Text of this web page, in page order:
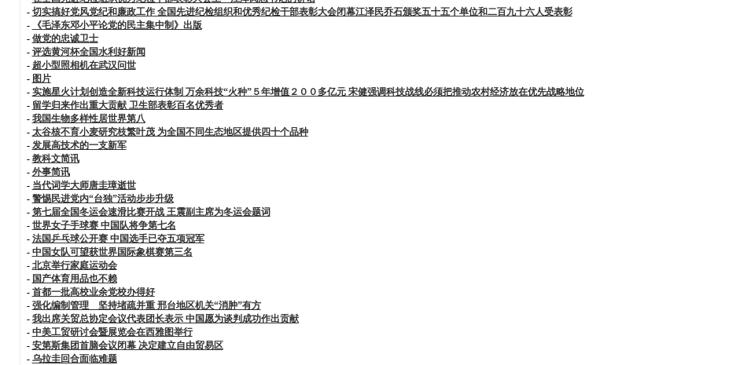
- 切实搞好党风党纪和廉政工作 全国先进纪检组织和优秀纪检干部表彰大会闭幕江泽民乔石颁奖五十五个单位和二百九十六人受表彰
-
《毛泽东邓小平论党的民主集中制》出版
- 做党的忠诚卫士
- 评选黄河杯全国水利好新闻
- 超小型照相机在武汉问世
- 图片
- 实施星火计划创造全新科技运行体制 万余科技“火种”５年增值２００多亿元 宋健强调科技战线必须把推动农村经济放在优先战略地位
- 留学归来作出重大贡献 卫生部表彰百名优秀者
- 我国生物多样性居世界第八
- 太谷核不育小麦研究枝繁叶茂 为全国不同生态地区提供四十个品种
- 发展高技术的一支新军
- 教科文简讯
- 外事简讯
- 当代词学大师唐圭璋逝世
- 警惕民进党内“台独”活动步步升级
- 第七届全国冬运会速滑比赛开战 王震副主席为冬运会题词
- 世界女子手球赛 中国队将争第七名
- 法国乒乓球公开赛 中国选手已夺五项冠军
- 中国女队可望获世界国际象棋赛第三名
- 北京举行家庭运动会
- 国产体育用品也不赖
- 首都一批高校业余党校办得好
- 强化编制管理 坚持堵疏并重 邢台地区机关“消肿”有方
- 我出席关贸总协定会议代表团长表示 中国愿为谈判成功作出贡献
- 中美工贸研讨会暨展览会在西雅图举行
- 安第斯集团首脑会议闭幕 决定建立自由贸易区
- 乌拉圭回合面临难题